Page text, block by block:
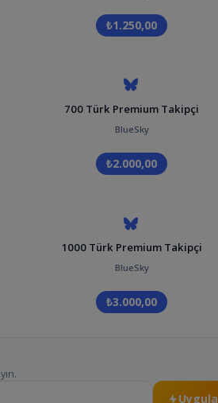
₺1.250,00
700 Türk Premium Takipçi
BlueSky
₺2.000,00
1000 Türk Premium Takipçi
BlueSky
₺3.000,00
Uygula